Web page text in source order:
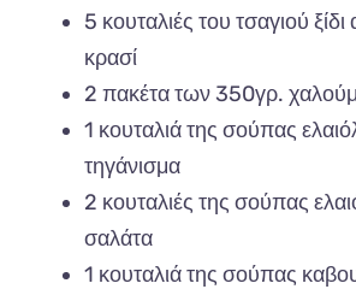
5 κουταλιές του τσαγιού
κρασί
2 πακέτα των 350γρ.
1 κουταλιά της σούπας
τηγάνισμα
2 κουταλιές της σούπας
σαλάτα
1 κουταλιά της σούπας